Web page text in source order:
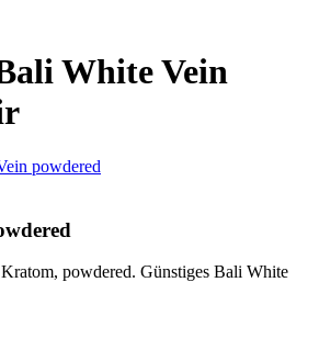
White Vein
powdered
powdered. Günstiges Bali White